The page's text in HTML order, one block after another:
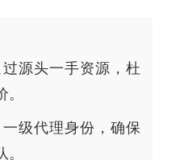
源头一手资源，杜
级代理身份，确保